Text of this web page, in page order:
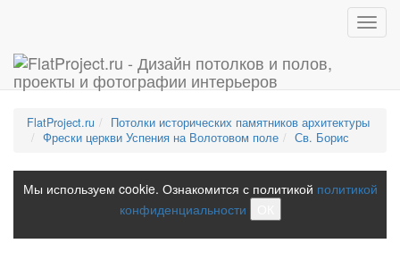
FlatProject.ru
Потолки исторических памятников архитектуры
Фрески церкви Успения на Волотовом поле
Св. Борис
Мы используем cookie. Ознакомится с политикой политикой
конфиденциальности